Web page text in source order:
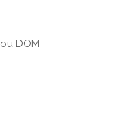
DOM